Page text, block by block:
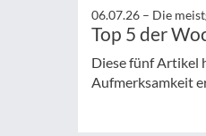
06.07.26 – Die
Top 5 der
Diese fünf Artikel
Aufmerksamkeit